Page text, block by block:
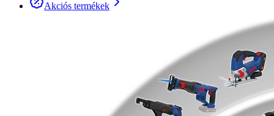
Akciós termékek